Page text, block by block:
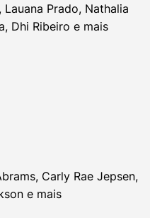
Prado, Nathalia
Dhi Ribeiro e mais
Carly Rae Jepsen,
e mais